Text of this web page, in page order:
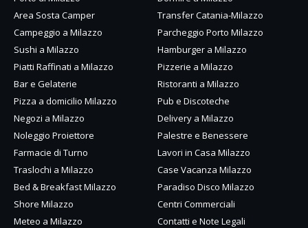
Area Sosta Camper
Transfer Catania-Milazzo
Campeggio a Milazzo
Parcheggio Porto Milazzo
Sushi a Milazzo
Hamburger a Milazzo
Piatti Raffinati a Milazzo
Pizzerie a Milazzo
Bar e Gelaterie
Ristoranti a Milazzo
Pizza a domicilio Milazzo
Pub e Discoteche
Negozi a Milazzo
Delivery a Milazzo
Noleggio Proiettore
Palestre e Benessere
Farmacie di Turno
Lavori in Casa Milazzo
Traslochi a Milazzo
Case Vacanza Milazzo
Bed & Breakfast Milazzo
Paradiso Disco Milazzo
Shore Milazzo
Centri Commerciali
Meteo a Milazzo
Contatti e Note Legali